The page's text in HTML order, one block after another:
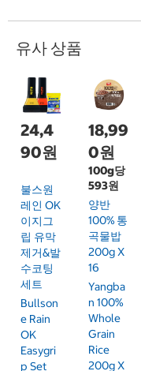
유사 상품
24,4
90원
불스원
레인 OK
이지그
립 유막
제거&발
수코팅
세트
Bullson
E Rain
OK
Easygri
P Set
18,99
0원
100g당
593원
양반
100% 통
곡물밥
200g X
16
Yangba
N 100%
Whole
Grain
Rice
200g X